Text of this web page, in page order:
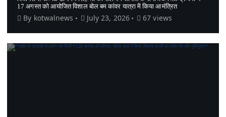
17 अगस्त को आयोजित विशाल बोल बम कांवर यात्रा में किया आमंत्रित
By kotwalnews July 23, 2026 67 views